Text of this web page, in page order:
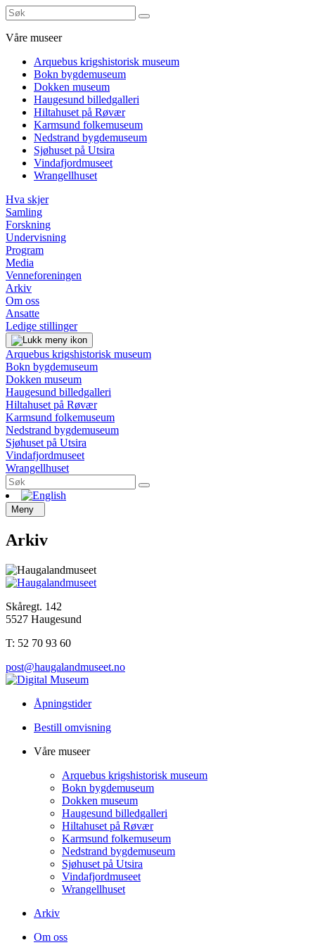
Våre museer
Arquebus krigshistorisk museum
Bokn bygdemuseum
Dokken museum
Haugesund billedgalleri
Hiltahuset på Røvær
Karmsund folkemuseum
Nedstrand bygdemuseum
Sjøhuset på Utsira
Vindafjordmuseet
Wrangellhuset
Hva skjer
Samling
Forskning
Undervisning
Program
Media
Venneforeningen
Arkiv
Om oss
Ansatte
Ledige stillinger
Arquebus krigshistorisk museum
Bokn bygdemuseum
Dokken museum
Haugesund billedgalleri
Hiltahuset på Røvær
Karmsund folkemuseum
Nedstrand bygdemuseum
Sjøhuset på Utsira
Vindafjordmuseet
Wrangellhuset
Meny
Arkiv
Skåregt. 142
5527 Haugesund
T: 52 70 93 60
post@haugalandmuseet.no
Åpningstider
Bestill omvisning
Våre museer
Arquebus krigshistorisk museum
Bokn bygdemuseum
Dokken museum
Haugesund billedgalleri
Hiltahuset på Røvær
Karmsund folkemuseum
Nedstrand bygdemuseum
Sjøhuset på Utsira
Vindafjordmuseet
Wrangellhuset
Arkiv
Om oss